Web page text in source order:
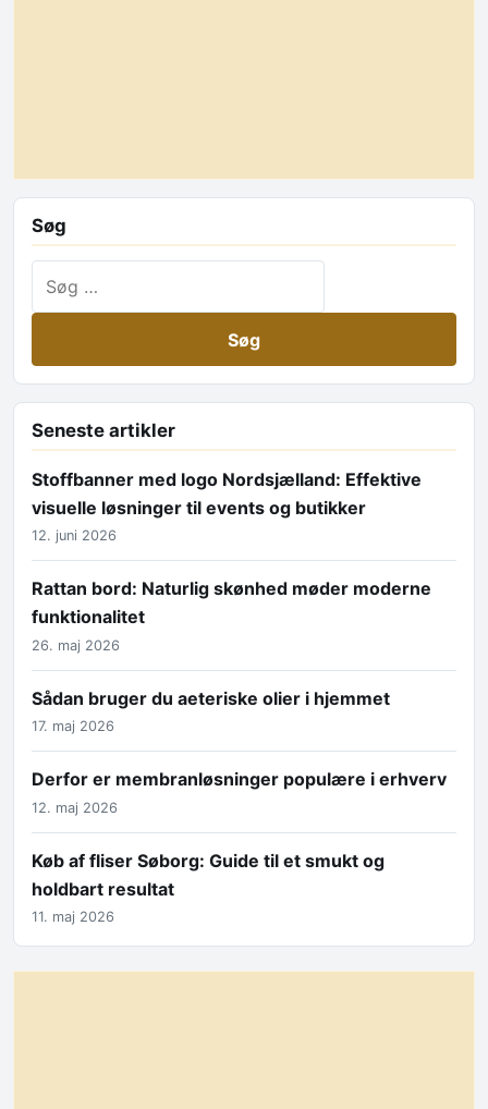
Søg
Seneste artikler
Stoffbanner med logo Nordsjælland: Effektive
visuelle løsninger til events og butikker
12. juni 2026
Rattan bord: Naturlig skønhed møder moderne
funktionalitet
26. maj 2026
Sådan bruger du aeteriske olier i hjemmet
17. maj 2026
Derfor er membranløsninger populære i erhverv
12. maj 2026
Køb af fliser Søborg: Guide til et smukt og
holdbart resultat
11. maj 2026